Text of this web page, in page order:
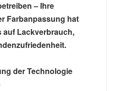
– Ihre
Farbanpassung hat
Lackverbrauch,
der Technologie